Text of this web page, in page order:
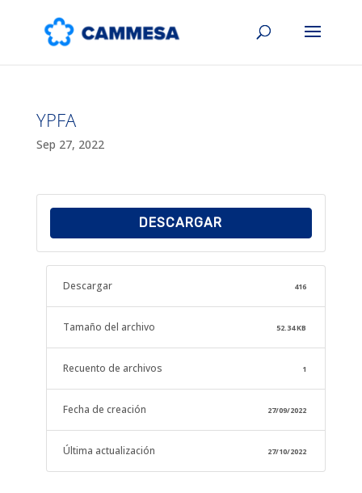
YPFA
Sep 27, 2022
DESCARGAR
Descargar 416
Tamaño del archivo 52.34 KB
Recuento de archivos 1
Fecha de creación 27/09/2022
Última actualización 27/10/2022